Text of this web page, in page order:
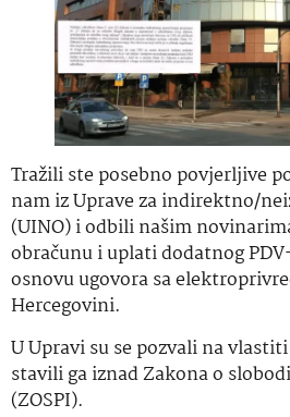
Tražili ste posebno povjerljive
nam iz Uprave za indirektno/
(UINO) i odbili našim
obračunu i uplati dodatnog
osnovu ugovora sa
Hercegovini.
U Upravi su se pozvali na
stavili ga iznad Zakona o
(ZOSPI).